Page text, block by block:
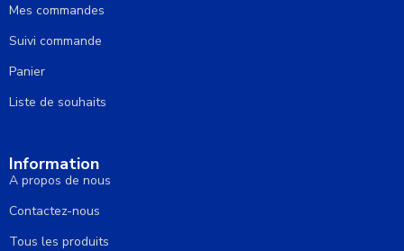
Mes commandes
Suivi commande
Panier
Liste de souhaits
Information
A propos de nous
Contactez-nous
Tous les produits